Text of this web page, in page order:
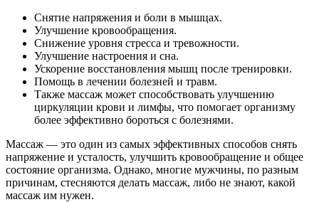
Снятие напряжения и боли в мышцах.
Улучшение кровообращения.
Снижение уровня стресса и тревожности.
Улучшение настроения и сна.
Ускорение восстановления мышц после тренировки.
Помощь в лечении болезней и травм.
Также массаж может способствовать улучшению
циркуляции крови и лимфы, что помогает организму
более эффективно бороться с болезнями.
Массаж — это один из самых эффективных способов снять
напряжение и усталость, улучшить кровообращение и общее
состояние организма. Однако, многие мужчины, по разным
причинам, стесняются делать массаж, либо не знают, какой
массаж им нужен.